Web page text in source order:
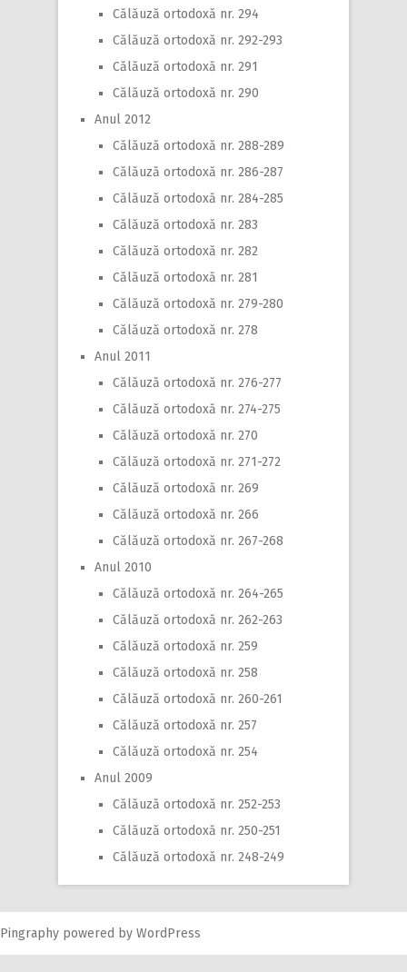
Călăuză ortodoxă nr. 294
Călăuză ortodoxă nr. 292-293
Călăuză ortodoxă nr. 291
Călăuză ortodoxă nr. 290
Anul 2012
Călăuză ortodoxă nr. 288-289
Călăuză ortodoxă nr. 286-287
Călăuză ortodoxă nr. 284-285
Călăuză ortodoxă nr. 283
Călăuză ortodoxă nr. 282
Călăuză ortodoxă nr. 281
Călăuză ortodoxă nr. 279-280
Călăuză ortodoxă nr. 278
Anul 2011
Călăuză ortodoxă nr. 276-277
Călăuză ortodoxă nr. 274-275
Călăuză ortodoxă nr. 270
Călăuză ortodoxă nr. 271-272
Călăuză ortodoxă nr. 269
Călăuză ortodoxă nr. 266
Călăuză ortodoxă nr. 267-268
Anul 2010
Călăuză ortodoxă nr. 264-265
Călăuză ortodoxă nr. 262-263
Călăuză ortodoxă nr. 259
Călăuză ortodoxă nr. 258
Călăuză ortodoxă nr. 260-261
Călăuză ortodoxă nr. 257
Călăuză ortodoxă nr. 254
Anul 2009
Călăuză ortodoxă nr. 252-253
Călăuză ortodoxă nr. 250-251
Călăuză ortodoxă nr. 248-249
Pingraphy powered by WordPress